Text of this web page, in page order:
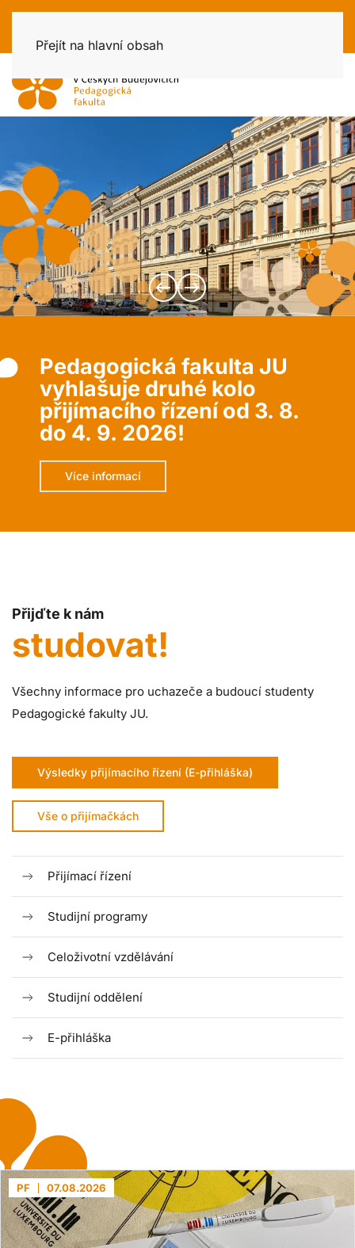
Přejít na hlavní obsah
Pedagogická fakulta JU
vyhlašuje druhé kolo
přijímacího řízení od 3. 8.
do 4. 9. 2026!
Více informací
Přijďte k nám
studovat!
Všechny informace pro uchazeče a budoucí studenty
Pedagogické fakulty JU.
Výsledky přijímacího řízení (E-přihláška)
Vše o přijímačkách
Přijímací řízení
Studijní programy
Celoživotní vzdělávání
Studijní oddělení
E-přihláška
PF 07.08.2026